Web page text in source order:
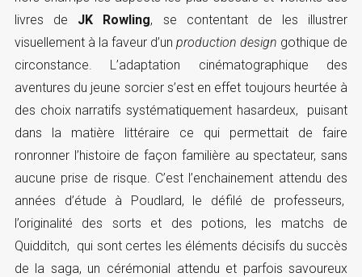
livres de JK Rowling, se contentant de les illustrer
visuellement à la faveur d’unproduction design gothique de
circonstance. L’adaptation cinématographique des
aventures du jeune sorcier s’est en effet toujours heurtée à
des choix narratifs systématiquement hasardeux, puisant
dans la matière littéraire ce qui permettait de faire
ronronner l’histoire de façon familière au spectateur, sans
aucune prise de risque. C’est l’enchainement attendu des
années d’étude à Poudlard, le défilé de professeurs,
l’originalité des sorts et des potions, les matchs de
Quidditch, qui sont certes les éléments décisifs du succès
de la saga, un cérémonial attendu et parfois savoureux